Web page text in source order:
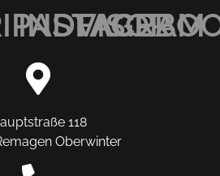
INSTAGRAM
118
Oberwinter